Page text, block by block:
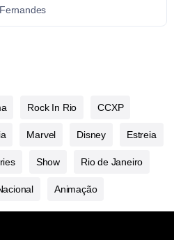
Rock In Rio CCXP
Marvel Disney Estreia
Show Rio de Janeiro
Animação